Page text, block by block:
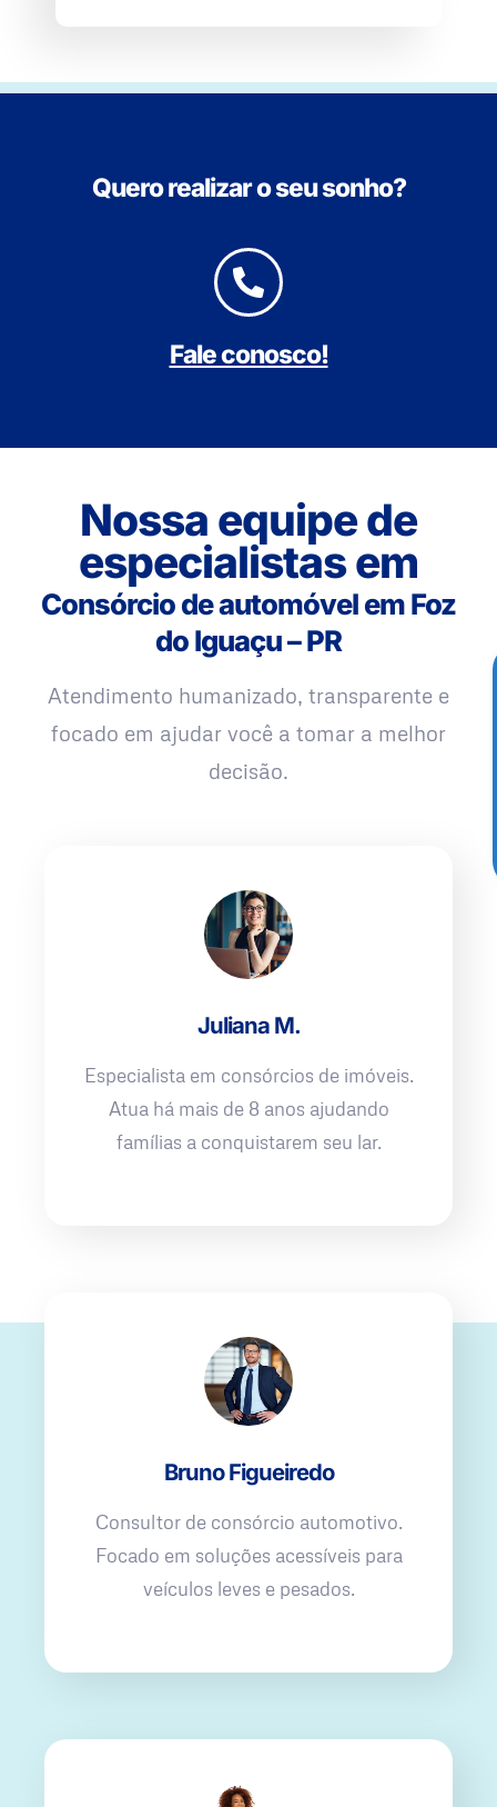
Quero realizar o seu sonho?
Fale conosco!
Nossa equipe de
especialistas em
Consórcio de automóvel em Foz
do Iguaçu – PR
Atendimento humanizado, transparente e
focado em ajudar você a tomar a melhor
decisão.
Juliana M.
Especialista em consórcios de imóveis.
Atua há mais de 8 anos ajudando
famílias a conquistarem seu lar.
Bruno Figueiredo
Consultor de consórcio automotivo.
Focado em soluções acessíveis para
veículos leves e pesados.